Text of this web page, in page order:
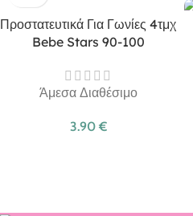
Προστατευτικά Για Γωνίες 4τμχ
Bebe Stars 90-100
Άμεσα Διαθέσιμο
3.90 €